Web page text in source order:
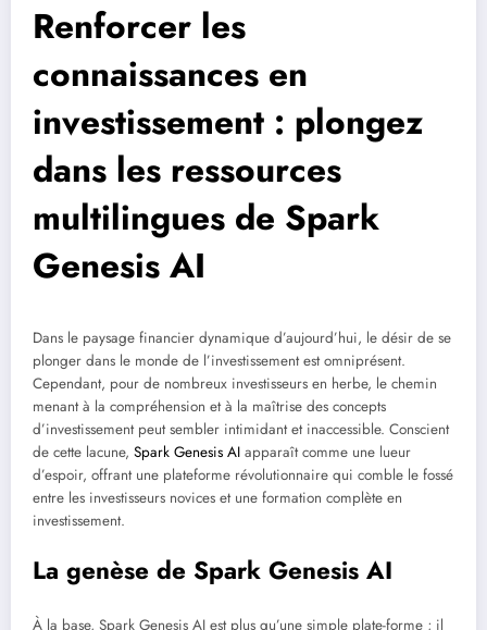
Renforcer les
connaissances en
investissement : plongez
dans les ressources
multilingues de Spark
Genesis AI
Dans le paysage financier dynamique d’aujourd’hui, le désir de se
plonger dans le monde de l’investissement est omniprésent.
Cependant, pour de nombreux investisseurs en herbe, le chemin
menant à la compréhension et à la maîtrise des concepts
d’investissement peut sembler intimidant et inaccessible. Conscient
de cette lacune, Spark Genesis AI apparaît comme une lueur
d’espoir, offrant une plateforme révolutionnaire qui comble le fossé
entre les investisseurs novices et une formation complète en
investissement.
La genèse de Spark Genesis AI
À la base, Spark Genesis AI est plus qu’une simple plate-forme ; il